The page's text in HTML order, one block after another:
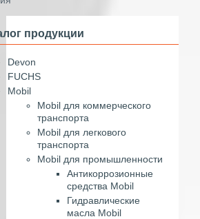
продукции
Devon
FUCHS
Mobil
Mobil для коммерческого
транспорта
Mobil для легкового
транспорта
Mobil для промышленности
Антикоррозионные
средства Mobil
Гидравлические
масла Mobil